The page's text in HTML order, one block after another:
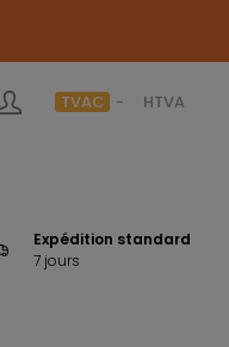
TVAC HTVA
Expédition standard
7 jours